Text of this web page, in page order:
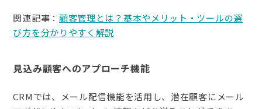
関連記事： 顧客管理とは？基本やメリット・ツールの選
び方を分かりやすく解説
見込み顧客へのアプローチ機能
CRMでは、メール配信機能を活用し、潜在顧客にメール